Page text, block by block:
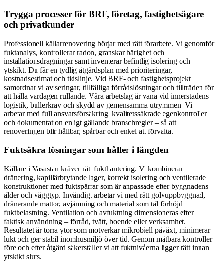
Trygga processer för BRF, företag, fastighetsägare
och privatkunder
Professionell källarrenovering börjar med rätt förarbete. Vi genomför
fuktanalys, kontrollerar radon, granskar bärighet och
installationsdragningar samt inventerar befintlig isolering och
ytskikt. Du får en tydlig åtgärdsplan med prioriteringar,
kostnadsestimat och tidslinje. Vid BRF- och fastighetsprojekt
samordnar vi aviseringar, tillfälliga förrådslösningar och tillträden för
att hålla vardagen rullande. Våra arbetslag är vana vid innerstadens
logistik, bullerkrav och skydd av gemensamma utrymmen. Vi
arbetar med full ansvarsförsäkring, kvalitetssäkrade egenkontroller
och dokumentation enligt gällande branschregler – så att
renoveringen blir hållbar, spårbar och enkel att förvalta.
Fuktsäkra lösningar som håller i längden
Källare i Vasastan kräver rätt fukthantering. Vi kombinerar
dränering, kapillärbrytande lager, korrekt isolering och ventilerade
konstruktioner med fuktspärrar som är anpassade efter byggnadens
ålder och väggtyp. Invändigt arbetar vi med rätt golvuppbyggnad,
dränerande mattor, avjämning och material som tål förhöjd
fuktbelastning. Ventilation och avfuktning dimensioneras efter
faktisk användning – förråd, tvätt, boende eller verksamhet.
Resultatet är torra ytor som motverkar mikrobiell påväxt, minimerar
lukt och ger stabil inomhusmiljö över tid. Genom mätbara kontroller
före och efter åtgärd säkerställer vi att fuktnivåerna ligger rätt innan
ytskikt sluts.